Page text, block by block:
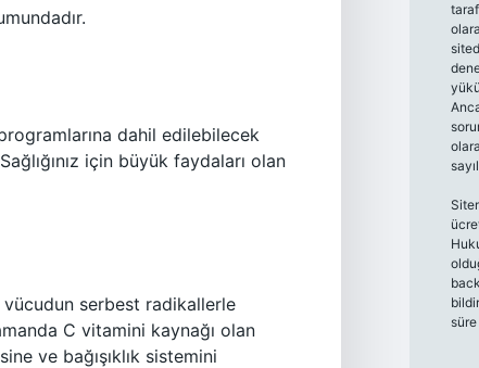
dahil edilebilecek
için büyük faydaları olan
serbest radikallerle
C vitamini kaynağı olan
ve bağışıklık sistemini
süre